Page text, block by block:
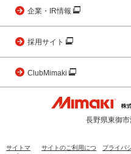
企業・IR情報
採用サイト
ClubMimaki
長野県東御
サイトマ
サイトのご利用につ
プライバ